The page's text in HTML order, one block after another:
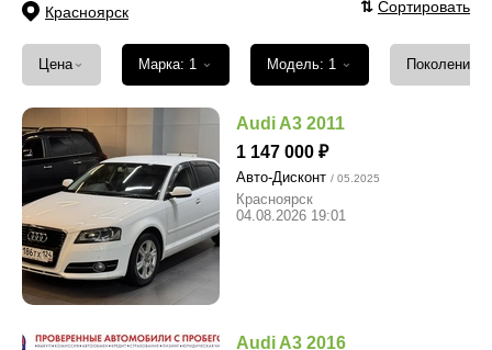
Красноярск ⇅ Сортировать
Цена ⌄ Марка: 1 ⌄ Модель: 1 ⌄ Поколение
Audi A3 2011
1 147 000
Авто-Дисконт / 05.2025
Красноярск
04.08.2026 19:01
Audi A3 2016